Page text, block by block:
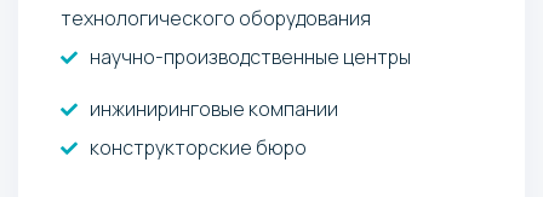
технологического оборудования
научно-производственные центры
инжиниринговые компании
конструкторские бюро